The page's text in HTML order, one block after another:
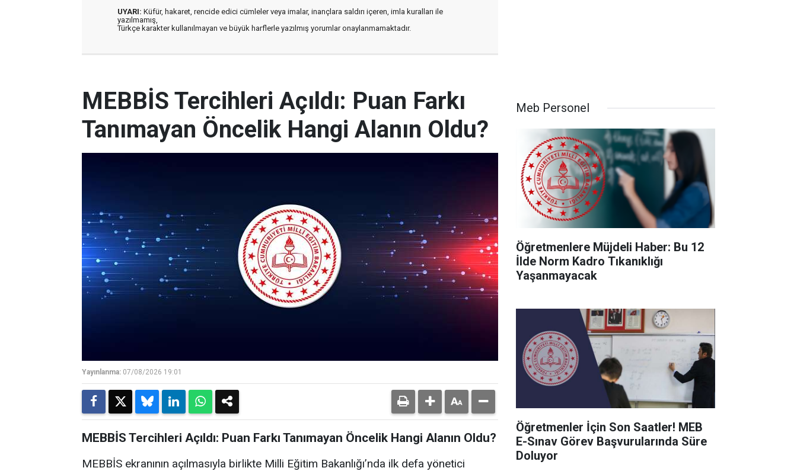
UYARI: Küfür, hakaret, rencide edici cümleler veya imalar, inançlara saldırı içeren, imla kuralları ile
yazılmamış,
Türkçe karakter kullanılmayan ve büyük harflerle yazılmış yorumlar onaylanmamaktadır.
MEBBİS Tercihleri Açıldı: Puan Farkı
Tanımayan Öncelik Hangi Alanın Oldu?
Yayınlanma: 07/08/2026 19:01
MEBBİS Tercihleri Açıldı: Puan Farkı Tanımayan Öncelik Hangi Alanın Oldu?
MEBBİS ekranının açılmasıyla birlikte Milli Eğitim Bakanlığı’nda ilk defa yönetici
Meb Personel
Öğretmenlere Müjdeli Haber: Bu 12
İlde Norm Kadro Tıkanıklığı
Yaşanmayacak
Öğretmenler İçin Son Saatler! MEB
E-Sınav Görev Başvurularında Süre
Doluyor